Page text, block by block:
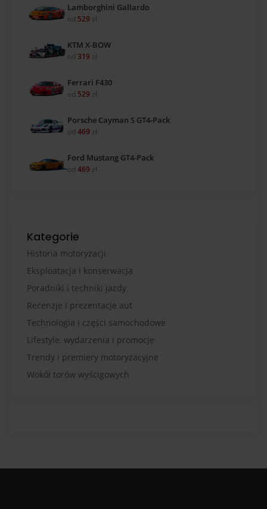
Lamborghini Gallardo
od 529 zł
KTM X-BOW
od 319 zł
Ferrari F430
od 529 zł
Porsche Cayman S GT4-Pack
od 469 zł
Ford Mustang GT4-Pack
od 469 zł
Kategorie
Historia motoryzacji
Eksploatacja i konserwacja
Poradniki i techniki jazdy
Recenzje i prezentacje aut
Technologia i części samochodowe
Lifestyle, wydarzenia i promocje
Trendy i premiery motoryzacyjne
Wokół torów wyścigowych